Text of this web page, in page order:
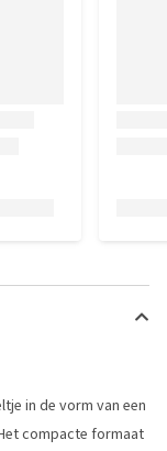
in de vorm van een
compacte formaat